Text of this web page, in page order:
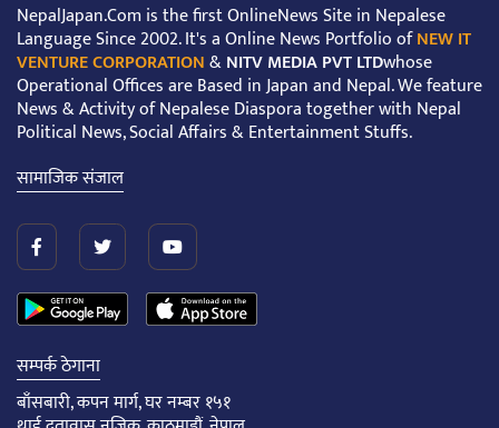
NepalJapan.Com is the first OnlineNews Site in Nepalese
Language Since 2002. It's a Online News Portfolio ofNEW IT
VENTURE CORPORATION&NITV MEDIA PVT LTDwhose
Operational Offices are Based in Japan and Nepal. We feature
News & Activity of Nepalese Diaspora together with Nepal
Political News, Social Affairs & Entertainment Stuffs.
सामाजिक संजाल
सम्पर्क ठेगाना
बाँसबारी, कपन मार्ग, घर नम्बर १५१